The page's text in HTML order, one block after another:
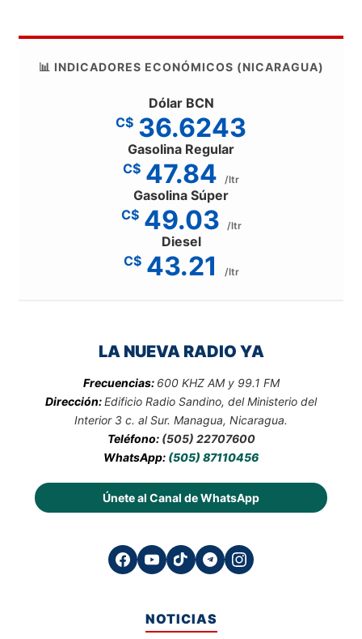
📊 INDICADORES ECONÓMICOS (NICARAGUA)
Dólar BCN
C$ 36.6243
Gasolina Regular
C$ 47.84 /ltr
Gasolina Súper
C$ 49.03 /ltr
Diesel
C$ 43.21 /ltr
LA NUEVA RADIO YA
Frecuencias: 600 KHZ AM y 99.1 FM
Dirección:Edificio Radio Sandino, del Ministerio del
Interior 3 c. al Sur. Managua, Nicaragua.
Teléfono: (505) 22707600
WhatsApp: (505) 87110456
Únete al Canal de WhatsApp
NOTICIAS